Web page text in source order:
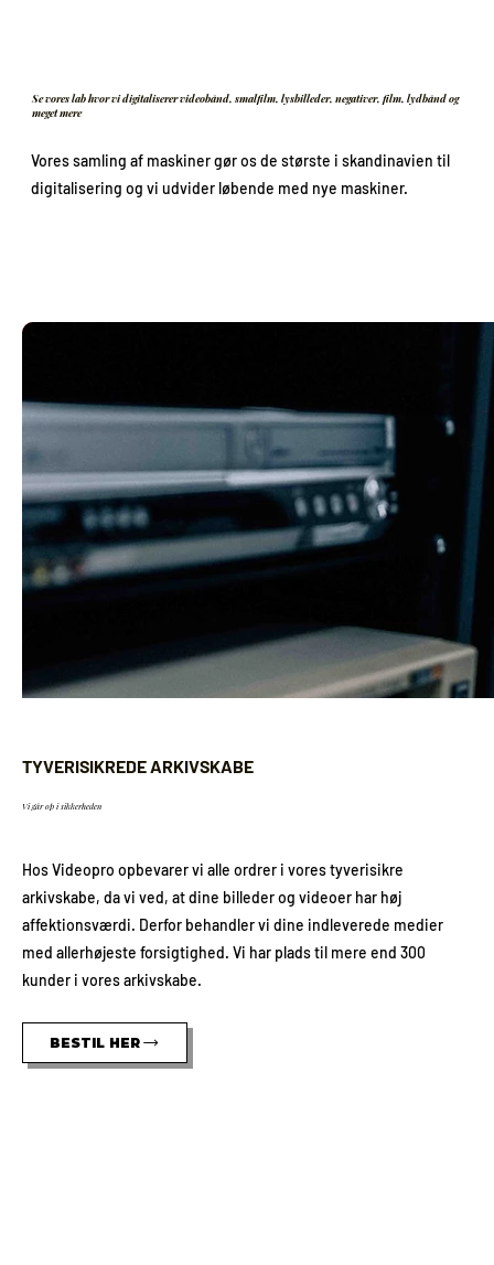
Se vores lab hvor vi digitaliserer videobånd, smalfilm, lysbilleder, negativer, film, lydbånd og
meget mere
Vores samling af maskiner gør os de største i skandinavien til
digitalisering og vi udvider løbende med nye maskiner.
TYVERISIKREDE ARKIVSKABE
Vi går op i sikkerheden
Hos Videopro opbevarer vi alle ordrer i vores tyverisikre
arkivskabe, da vi ved, at dine billeder og videoer har høj
affektionsværdi. Derfor behandler vi dine indleverede medier
med allerhøjeste forsigtighed. Vi har plads til mere end 300
kunder i vores arkivskabe.
BESTIL HER